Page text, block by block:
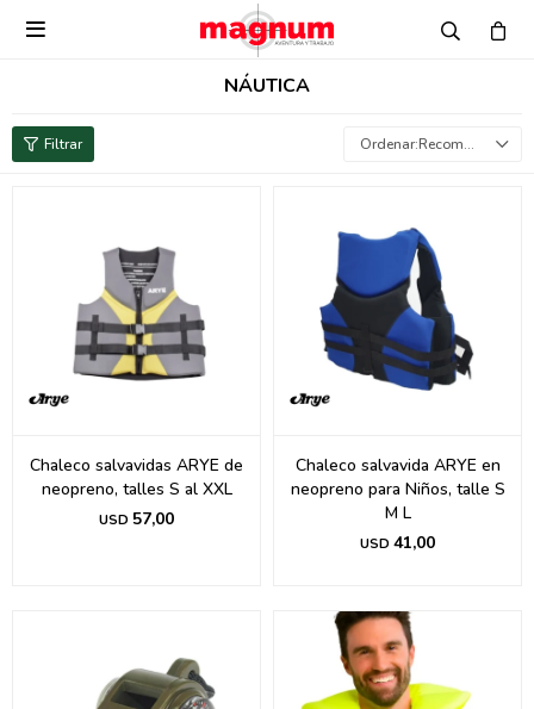

NÁUTICA
Recomendados
Chaleco salvavidas ARYE de
neopreno, talles S al XXL
USD 57,00
Chaleco salvavida ARYE en
neopreno para Niños, talle S
M L
USD 41,00